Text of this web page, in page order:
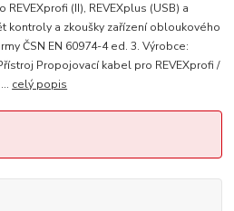
(II), REVEXplus (USB) a
kontroly a zkoušky zařízení obloukového
ČSN EN 60974-4 ed. 3. Výrobce:
Propojovací kabel pro REVEXprofi /
celý popis